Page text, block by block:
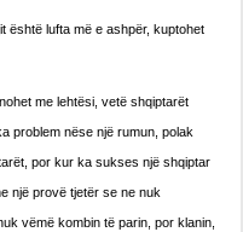
është lufta më e ashpër, kuptohet
me lehtësi, vetë shqiptarët
problem nëse një rumun, polak
por kur ka sukses një shqiptar
një provë tjetër se ne nuk
vëmë kombin të parin, por klanin,